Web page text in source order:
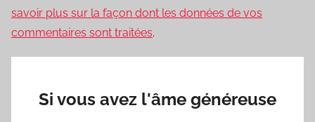
savoir plus sur la façon dont les données de vos
commentaires sont traitées.
Si vous avez l'âme généreuse